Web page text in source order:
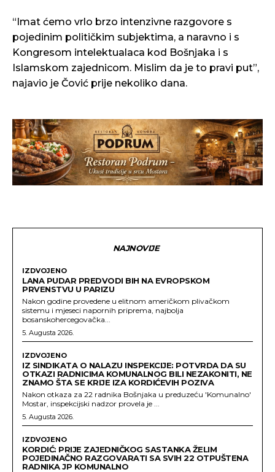
“Imat ćemo vrlo brzo intenzivne razgovore s
pojedinim političkim subjektima, a naravno i s
Kongresom intelektualaca kod Bošnjaka i s
Islamskom zajednicom. Mislim da je to pravi put”,
najavio je Čović prije nekoliko dana.
NAJNOVIJE
IZDVOJENO
LANA PUDAR PREDVODI BIH NA EVROPSKOM
PRVENSTVU U PARIZU
Nakon godine provedene u elitnom američkom plivačkom
sistemu i mjeseci napornih priprema, najbolja
bosanskohercegovačka...
5. Augusta 2026.
IZDVOJENO
IZ SINDIKATA O NALAZU INSPEKCIJE: POTVRDA DA SU
OTKAZI RADNICIMA KOMUNALNOG BILI NEZAKONITI, NE
ZNAMO ŠTA SE KRIJE IZA KORDIĆEVIH POZIVA
Nakon otkaza za 22 radnika Bošnjaka u preduzeću 'Komunalno'
Mostar, inspekcijski nadzor provela je ...
5. Augusta 2026.
IZDVOJENO
KORDIĆ: PRIJE ZAJEDNIČKOG SASTANKA ŽELIM
POJEDINAČNO RAZGOVARATI SA SVIH 22 OTPUŠTENA
RADNIKA JP KOMUNALNO